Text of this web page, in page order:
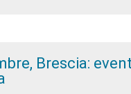
Brescia: